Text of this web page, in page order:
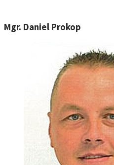
Mgr. Daniel Prokop